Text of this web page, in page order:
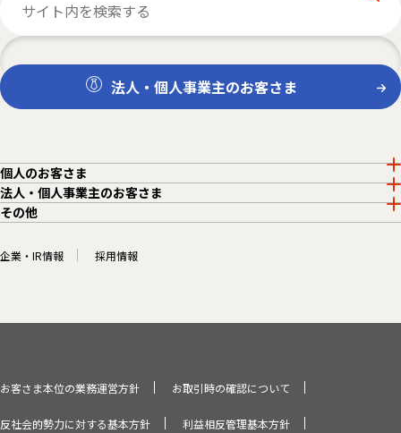
法人・個人事業主のお客さま
個人のお客さま
法人・個人事業主のお客さま
その他
企業・IR情報 採用情報
お客さま本位の業務運営方針 お取引時の確認について
反社会的勢力に対する基本方針 利益相反管理基本方針